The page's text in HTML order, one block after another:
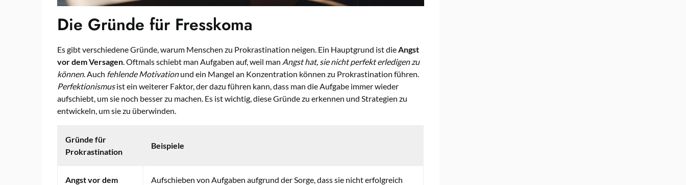
Die Gründe für Fresskoma
Es gibt verschiedene Gründe, warum Menschen zu Prokrastination neigen. Ein Hauptgrund ist die Angst
vor dem Versagen . Oftmals schiebt man Aufgaben auf, weil man Angst hat, sie nicht perfekt erledigen zu
können. Auch fehlende Motivationund ein Mangel an Konzentration können zu Prokrastination führen.
Perfektionismusist ein weiterer Faktor, der dazu führen kann, dass man die Aufgabe immer wieder
aufschiebt, um sie noch besser zu machen. Es ist wichtig, diese Gründe zu erkennen und Strategien zu
entwickeln, um sie zu überwinden.
Gründe für
Prokrastination
Beispiele
Angst vor dem
Aufschieben von Aufgaben aufgrund der Sorge, dass sie nicht erfolgreich